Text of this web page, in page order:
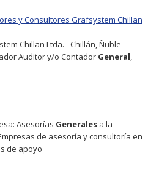
y Consultores Grafsystem Chillan
Chillan Ltda. - Chillán, Ñuble -
Auditor y/o Contador General
Asesorías Generales a la
de asesoría y consultoría en
de apoyo